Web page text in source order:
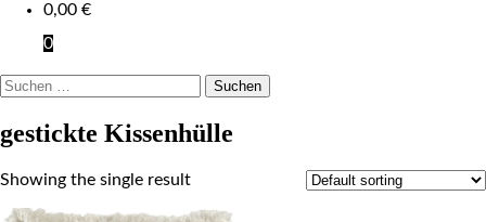
0,00 €
0
Suchen
gestickte Kissenhülle
Showing the single result